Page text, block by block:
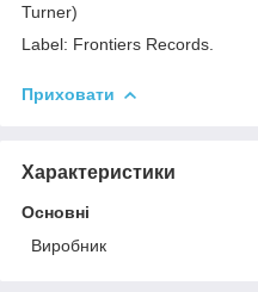
Turner)
Label: Frontiers Records.
Приховати
Характеристики
Основні
Виробник